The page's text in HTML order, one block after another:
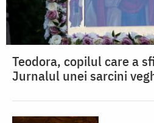
Teodora, copilul care a
Jurnalul unei sarcini